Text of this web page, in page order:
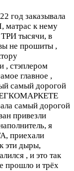
год заказывала
к нему
ТРИ тысячи, в
не прошиты ,
стэплером
главное ,
самый дорогой
самый дорогой
привезли
я
приехали
эти дыры,
, и это так
прошло и трёх